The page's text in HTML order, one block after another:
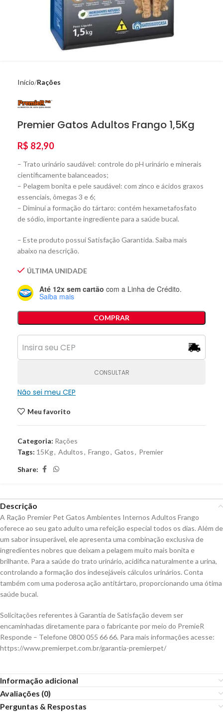
Início Rações
Premier Gatos Adultos Frango 1,5Kg
R$ 82,90
– Trato urinário saudável: controle do pH urinário e minerais
cientificamente balanceados;
– Pelagem bonita e pele saudável: com zinco e ácidos graxos
essenciais, ômegas 3 e 6;
– Diminui a formação do tártaro: contém hexametafosfato
de sódio, importante ingrediente para a saúde bucal.
– Este produto possui Satisfação Garantida. Saiba mais
abaixo na descrição.
ÚLTIMA UNIDADE
Até 12x sem cartão com a Linha de Crédito.
Saiba mais
COMPRAR
CONSULTAR
Não sei meu CEP
Meu favorito
Categoria: Rações
Tags: 15Kg, Adultos, Frango, Gatos, Premier
Share:
Descrição
A Ração Premier Pet Gatos Ambientes Internos Adultos Frango
oferece ao seu gato adulto uma refeição especial todos os dias. Além de
um sabor insuperável, ele apresenta uma combinação exclusiva de
ingredientes nobres que deixam a pelagem muito mais bonita e
brilhante. Para a saúde do trato urinário, acidifica naturalmente a urina,
controlando a formação dos indesejáveis cálculos urinários. Conta
também com uma poderosa ação antitártaro, proporcionando uma ótima
saúde bucal.
Solicitações referentes à Garantia de Satisfação devem ser
encaminhadas diretamente para o fabricante por meio do PremieR
Responde – Telefone 0800 055 66 66. Para mais informações acesse:
https://www.premierpet.com.br/garantia-premierpet/
Informação adicional
Avaliações (0)
Perguntas & Respostas